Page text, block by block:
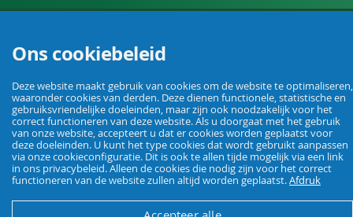
Uw vakhandel voor landbouw, veehouderij, huis, erf en tuin.
© Agrarking. Alle rechten voorbehouden.
Algemene voorwaardenPrivacybeleidHerroepingsrechtColofon
Ons cookiebeleid
Deze website maakt gebruik van cookies om de website te optimaliseren,
waaronder cookies van derden. Deze dienen functionele, statistische en
gebruiksvriendelijke doeleinden, maar zijn ook noodzakelijk voor het
correct functioneren van deze website. Als u doorgaat met het gebruik
van onze website, accepteert u dat er cookies worden geplaatst voor
deze doeleinden. U kunt het type cookies dat wordt gebruikt aanpassen
via onze cookieconfiguratie. Dit is ook te allen tijde mogelijk via een link
in ons privacybeleid. Alleen de cookies die nodig zijn voor het correct
functioneren van de website zullen altijd worden geplaatst.Afdruk